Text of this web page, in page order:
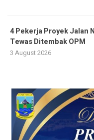
4 Pekerja Proyek Jalan
Tewas Ditembak OPM
3 August 2026